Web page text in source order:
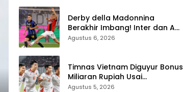
Derby della Madonnina
Berakhir Imbang! Inter dan AC
Milan Sama Kuat 1-1 di Perth
Agustus 6, 2026
Timnas Vietnam Diguyur Bonus
Miliaran Rupiah Usai
Permalukan Indonesia di Piala
Agustus 5, 2026